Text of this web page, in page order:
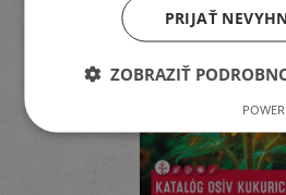
PRIJAŤ
ZOBRAZIŤ